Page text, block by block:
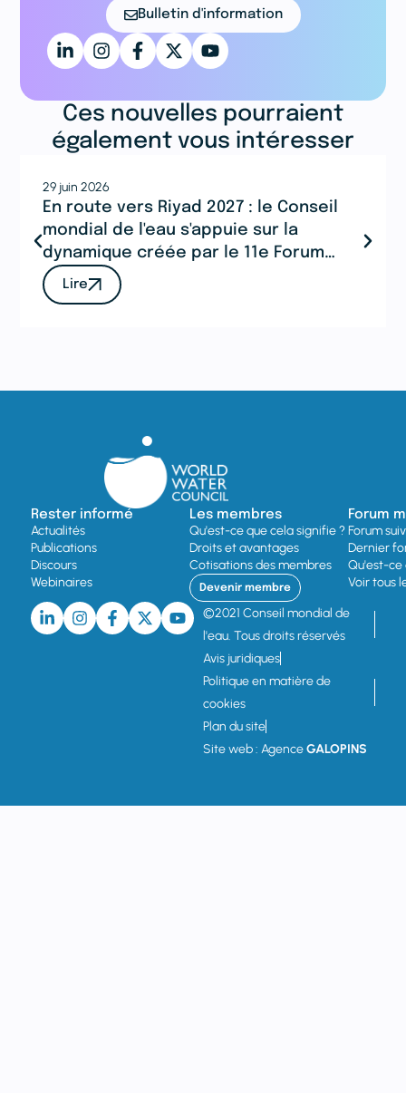
Bulletin d'information
Ces nouvelles pourraient
également vous intéresser
29 juin 2026
En route vers Riyad 2027 : le Conseil
mondial de l'eau s'appuie sur la
dynamique créée par le 11e Forum
mondial de l'eau à Djeddah
Lire
Rester informé
Actualités
Publications
Discours
Webinaires
Les membres
Qu'est-ce que cela signifie ?
Droits et avantages
Cotisations des membres
Devenir membre
Forum
Forum
Dernier
Qu'est-ce
Voir tous
©2021 Conseil mondial de
l'eau. Tous droits réservés
Avis juridiques
Politique en matière de
cookies
Plan du site
Site web : AgenceGALOPINS